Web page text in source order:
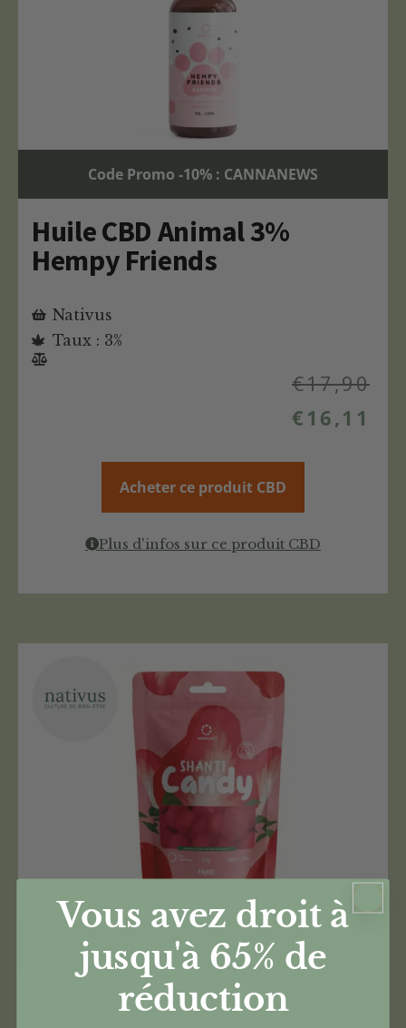
Code Promo -10% : CANNANEWS
Huile CBD Animal 3%
Hempy Friends
Nativus
Taux : 3%
€17,90
€ 16,11
Acheter ce produit CBD
Plus d'infos sur ce produit CBD
Code Promo -10% : CANNANEWS
Pastille CBD 40% – Shanti
Vous avez droit à
jusqu'à 65% de
réduction